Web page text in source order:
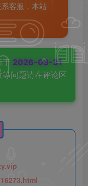
客服，本站
于 2026-03-31
等问题请在评论区